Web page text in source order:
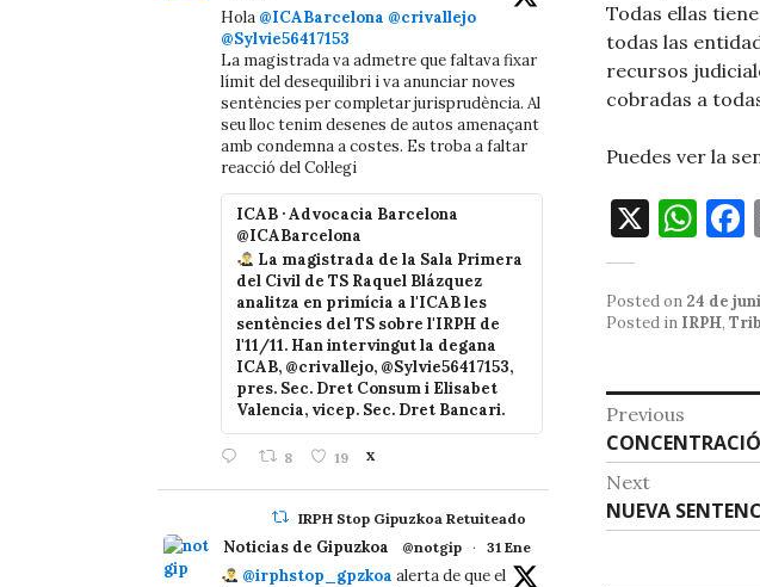
Todas ellas
todas las
recursos
cobradas a
Puedes ver la
X W
at
s
p
p
Posted on 24 de
Posted in IRPH,
de
Previous
Previous
post:
Next
Next
post:
NUEVA
Hola @ICABarcelona @crivallejo
@Sylvie56417153
La magistrada va admetre que faltava fixar
límit del desequilibri i va anunciar noves
sentències per completar jurisprudència. Al
seu lloc tenim desenes de autos amenaçant
amb condemna a costes. Es troba a faltar
reacció del Col·legi
ICAB · Advocacia Barcelona
@ICABarcelona
La magistrada de la Sala Primera
del Civil de TS Raquel Blázquez
analitza en primícia a l'ICAB les
sentències del TS sobre l'IRPH de
l'11/11. Han intervingut la degana
ICAB, @crivallejo, @Sylvie56417153,
pres. Sec. Dret Consum i Elisabet
Valencia, vicep. Sec. Dret Bancari.
8 19 X
IRPH Stop Gipuzkoa Retuiteado
Noticias de Gipuzkoa @notgip · 31 Ene
@irphstop_gpzkoa alerta de que el